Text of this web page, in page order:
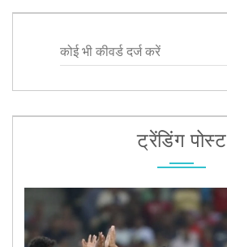
कोई भी कीवर्ड दर्ज करें
ट्रेंडिंग पोस्ट